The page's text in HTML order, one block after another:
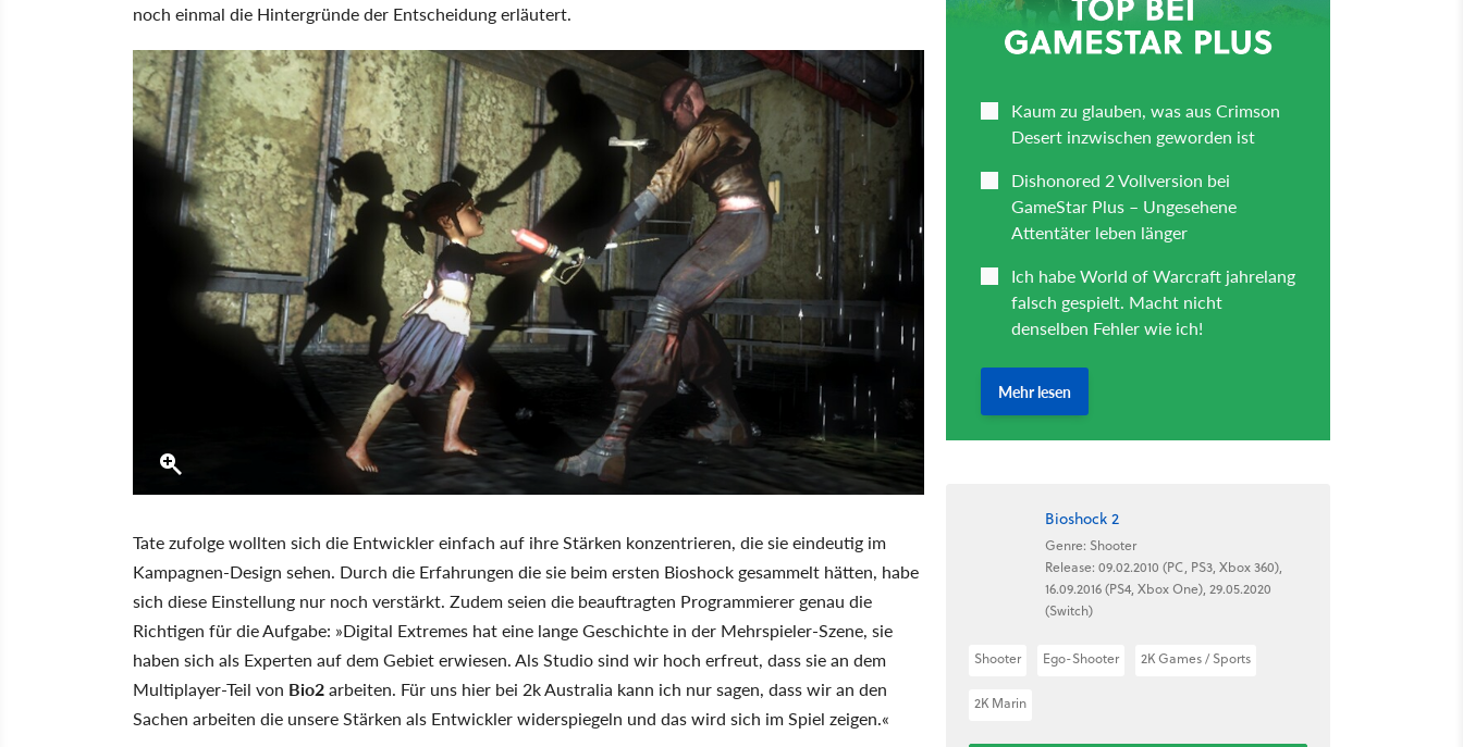
noch einmal die Hintergründe der Entscheidung erläutert.
Tate zufolge wollten sich die Entwickler einfach auf ihre Stärken konzentrieren, die sie eindeutig im
Kampagnen-Design sehen. Durch die Erfahrungen die sie beim ersten Bioshock gesammelt hätten, habe
sich diese Einstellung nur noch verstärkt. Zudem seien die beauftragten Programmierer genau die
Richtigen für die Aufgabe: »Digital Extremes hat eine lange Geschichte in der Mehrspieler-Szene, sie
haben sich als Experten auf dem Gebiet erwiesen. Als Studio sind wir hoch erfreut, dass sie an dem
Multiplayer-Teil von Bio2arbeiten. Für uns hier bei 2k Australia kann ich nur sagen, dass wir an den
Sachen arbeiten die unsere Stärken als Entwickler widerspiegeln und das wird sich im Spiel zeigen.«
Bioshock 2
Genre: Shooter
Release: 09.02.2010 (PC, PS3, Xbox 360),
16.09.2016 (PS4, Xbox One), 29.05.2020
(Switch)
Shooter Ego-Shooter 2K Games / Sports
2K Marin